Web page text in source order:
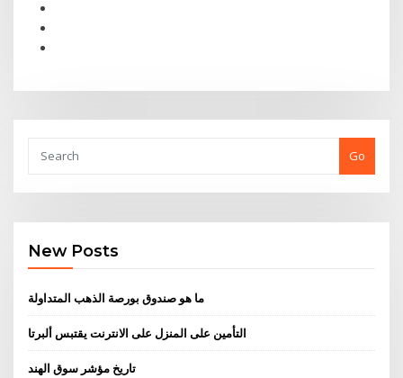
Go
New Posts
ما هو صندوق بورصة الذهب المتداولة
التأمين على المنزل على الانترنت يقتبس ألبرتا
تاريخ مؤشر سوق الهند